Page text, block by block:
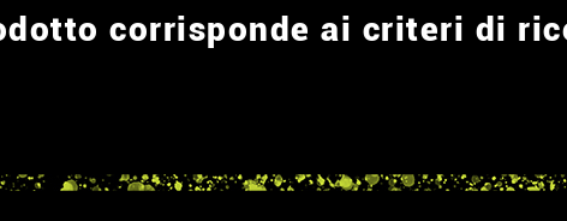
corrisponde ai criteri di